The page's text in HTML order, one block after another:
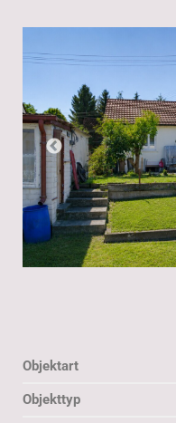
Objektart
Objekttyp